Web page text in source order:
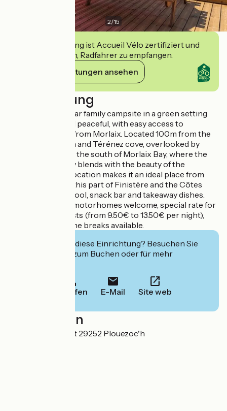
2/15
Diese Einrichtung ist Accueil Vélo zertifiziert und
verpflichtet sich, Radfahrer zu empfangen.
Ihre Verpflichtungen ansehen
Beschreibung
Discover this 3-star family campsite in a green setting
that’s unspoilt and peaceful, with easy access to
Plouezoc'h, 15km from Morlaix. Located 100m from the
GR34 coastal path and Térénez cove, overlooked by
Barnénez Cairn in the south of Morlaix Bay, where the
history of Brittany blends with the beauty of the
landscapes. The location makes it an ideal place from
which to explore this part of Finistère and the Côtes
d'Armor. Heated pool, snack bar and takeaway dishes.
Campervans and motorhomes welcome, special rate for
2 walkers or cyclists (from 9.50€ to 13.50€ per night),
short mobile-home breaks available.
Interessiert Sie diese Einrichtung? Besuchen Sie
deren Website zum Buchen oder für mehr
Anrufen E-Mail Site web
Localisation
Moulin de Caneret 29252 Plouezoc'h